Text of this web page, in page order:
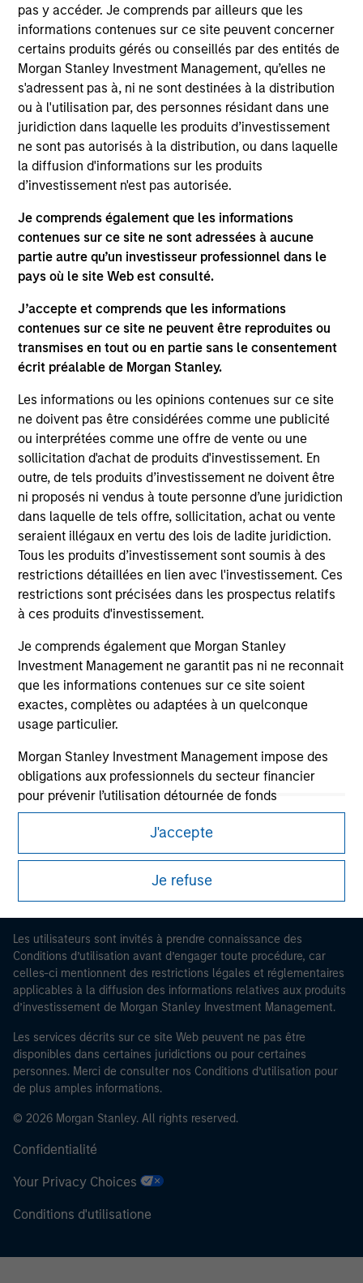
pas y accéder. Je comprends par ailleurs que les
informations contenues sur ce site peuvent concerner
certains produits gérés ou conseillés par des entités de
Morgan Stanley Investment Management, qu’elles ne
s'adressent pas à, ni ne sont destinées à la distribution
ou à l'utilisation par, des personnes résidant dans une
juridiction dans laquelle les produits d’investissement
ne sont pas autorisés à la distribution, ou dans laquelle
la diffusion d'informations sur les produits
d’investissement n'est pas autorisée.
Je comprends également que les informations
contenues sur ce site ne sont adressées à aucune
partie autre qu’un investisseur professionnel dans le
pays où le site Web est consulté.
J’accepte et comprends que les informations
contenues sur ce site ne peuvent être reproduites ou
transmises en tout ou en partie sans le consentement
écrit préalable de Morgan Stanley.
Les informations ou les opinions contenues sur ce site
ne doivent pas être considérées comme une publicité
ou interprétées comme une offre de vente ou une
sollicitation d'achat de produits d'investissement. En
outre, de tels produits d’investissement ne doivent être
ni proposés ni vendus à toute personne d’une juridiction
dans laquelle de tels offre, sollicitation, achat ou vente
seraient illégaux en vertu des lois de ladite juridiction.
Tous les produits d’investissement sont soumis à des
restrictions détaillées en lien avec l'investissement. Ces
restrictions sont précisées dans les prospectus relatifs
à ces produits d'investissement.
Je comprends également que Morgan Stanley
Investment Management ne garantit pas ni ne reconnait
que les informations contenues sur ce site soient
exactes, complètes ou adaptées à un quelconque
usage particulier.
Morgan Stanley Investment Management impose des
obligations aux professionnels du secteur financier
pour prévenir l’utilisation détournée de fonds
d’investissement à des fins de blanchiment de capitaux,
y compris des procédures permettant l'identification
des abonnés et la réalisation de vérifications, ainsi que
d'autres contrôles de sécurité pertinents.
Je reconnais qu'aucune entité de Morgan Stanley
affiliées, ne pourra être tenue responsable de
quelconques pertes résultant directement ou
indirectement de toute information consultée résultant
d’une déclaration fausse ou erronée de ma part. En
mon acceptation desTerms of Use, que j'ai lues et
comprises. Si la déclaration ci-dessus est exacte,
veuillez cliquer sur « J'accepte » ci-dessous pour
ci-dessous pour revenir à la page d'accueil.
* UnInvestisseur professionnel
qu’interprété à l’annexe II, partie I, de la directive
une société d'investissement, une institution financière
un organisme de placement collectif ou la société de
J'accepte
Je refuse
five districts in India. The Fund had partnered with
Ashoka Buildcon Limited, one of India’s leading
listed infrastructure developers and a pioneer in
public private partnership in highway projects with
over 2 decades of experience.
View Site
Investment Team
Morgan Stanley India Infrastructure Partners
As of August 21, 2025. The above is provided for
informational and educational purposes only. There is no
guarantee that the investment mentioned resulted in
positive performance (for realized holdings), or will perform
well in the future (for current holdings). The trademarks and
owners. The information on this website has not been
authorized, sponsored, or otherwise approved by such
owners. By clicking on any links shown here, you agree that
you are navigating to a third party site. We are providing
these hyperlinks to you only as a convenience and the
inclusion of any hyperlink is not and does not imply any
endorsement, approval, investigation, verification or
monitoring by us of any information contained in any
hyperlinked site. In no event shall we be responsible for the
information contained on the site or your use of such site
Morgan Stanley
Morgan Stanley Careers
Les utilisateurs sont invités à prendre connaissance des
Conditions d’utilisation avant d’engager toute procédure, car
celles-ci mentionnent des restrictions légales et réglementaires
applicables à la diffusion des informations relatives aux produits
d’investissement de Morgan Stanley Investment Management.
Les services décrits sur ce site Web peuvent ne pas être
disponibles dans certaines juridictions ou pour certaines
personnes. Merci de consulter nos Conditions d’utilisation pour
de plus amples informations.
© 2026 Morgan Stanley. All rights reserved.
Confidentialité
Your Privacy Choices
Conditions d'utilisatione